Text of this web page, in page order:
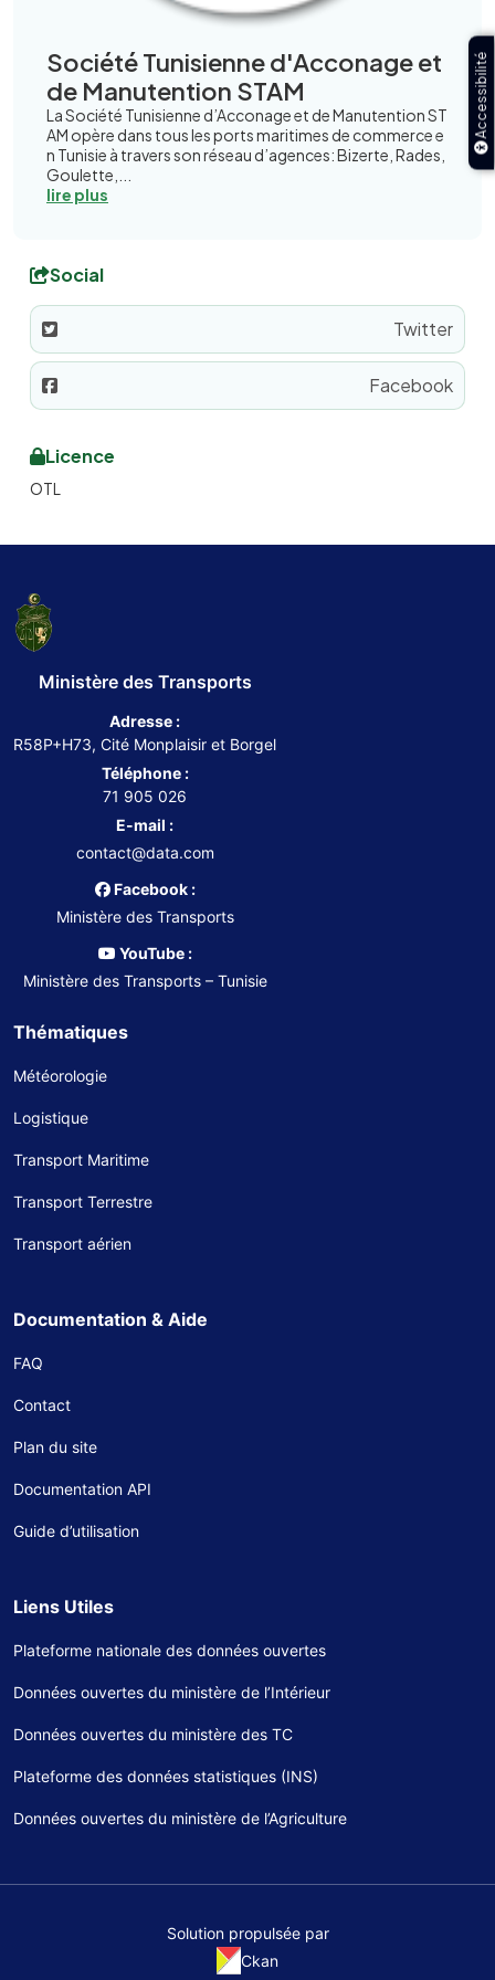
Accessibilité
Société Tunisienne d'Acconage et
de Manutention STAM
La Société Tunisienne d’Acconage et de Manutention ST
AM opère dans tous les ports maritimes de commerce e
n Tunisie à travers son réseau d’agences: Bizerte, Rades,
Goulette,...
lire plus
Social
Twitter
Facebook
Licence
OTL
Ministère des Transports
Adresse :
R58P+H73, Cité Monplaisir et Borgel
Téléphone :
71 905 026
E-mail :
contact@data.com
Facebook :
Ministère des Transports
YouTube :
Ministère des Transports – Tunisie
Thématiques
Météorologie
Logistique
Transport Maritime
Transport Terrestre
Transport aérien
Documentation & Aide
FAQ
Contact
Plan du site
Documentation API
Guide d’utilisation
Liens Utiles
Plateforme nationale des données ouvertes
Données ouvertes du ministère de l’Intérieur
Données ouvertes du ministère des TC
Plateforme des données statistiques (INS)
Données ouvertes du ministère de l’Agriculture
Solution propulsée par
Ckan